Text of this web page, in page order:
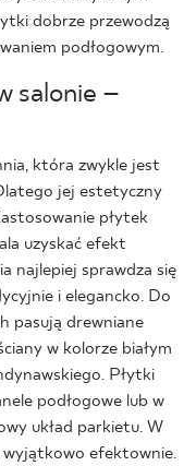
dobrze przewodzą
podłogowym.
salonie –
która zwykle jest
jej estetyczny
płytek
uzyskać efekt
najlepiej sprawdza się
i elegancko. Do
pasują drewniane
w kolorze białym
Płytki
podłogowe lub w
układ parkietu. W
wyjątkowo efektownie.